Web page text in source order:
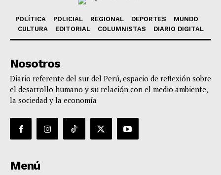
POLÍTICA POLICIAL REGIONAL DEPORTES
MUNDO
CULTURA
EDITORIAL COLUMNISTAS DIARIO DIGITAL
Nosotros
Diario referente del sur del Perú, espacio de reflexión sobre
el desarrollo humano y su relación con el medio ambiente,
la sociedad y la economía
Menú